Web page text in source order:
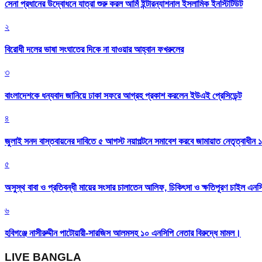
সেনা প্রধানের উদ্বোধনে যাত্রা শুরু করল আর্মি ইন্টারন্যাশনাল ইসলামিক ইনস্টিটিউট
২
বিরোধী দলের ভাষা সংঘাতের দিকে না যাওয়ার আহ্বান ফখরুলের
৩
বাংলাদেশকে ধন্যবাদ জানিয়ে ঢাকা সফরে আগ্রহ প্রকাশ করলেন ইউএই প্রেসিডেন্ট
৪
জুলাই সনদ বাস্তবায়নের দাবিতে ৫ আগস্ট নয়াপল্টনে সমাবেশ করবে জামায়াত নেতৃত্বাধীন
৫
অসুস্থ বাবা ও প্রতিবন্ধী মায়ের সংসার চালাতেন আলিফ, চিকিৎসা ও ক্ষতিপূরণ চাইল
৬
হবিগঞ্জে নাসীরুদ্দীন পাটোয়ারী-সারজিস আলমসহ ১০ এনসিপি নেতার বিরুদ্ধে মামল।
LIVE BANGLA